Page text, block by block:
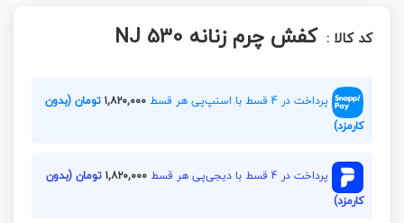
کد کالا : کفش چرم زنانه NJ 530
پرداخت در 4 قسط با اسنپ‌پی هر قسط ۱,۸۲۰,۰۰۰تومان (بدون
کارمزد)
پرداخت در 4 قسط با دیجی‌پی هر قسط ۱,۸۲۰,۰۰۰تومان (بدون
کارمزد)